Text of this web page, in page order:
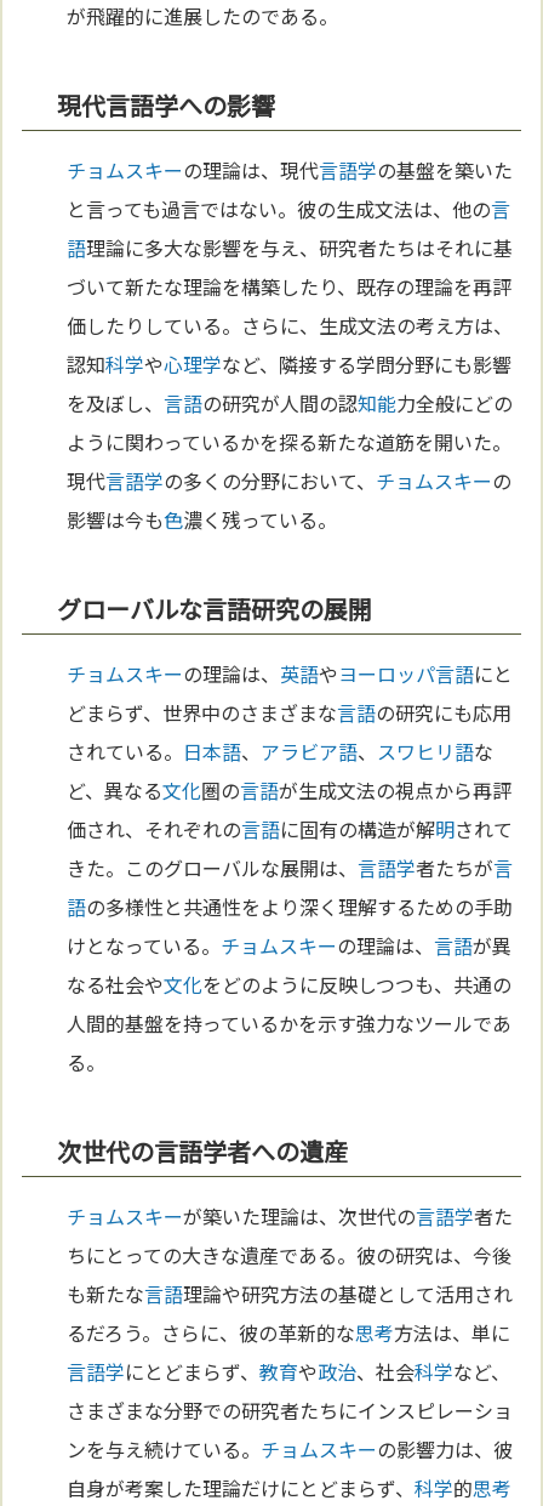
が飛躍的に進展したのである。
現代言語学への影響
チョムスキーの理論は、現代言語学の基盤を築いた
と言っても過言ではない。彼の生成文法は、他の言
語理論に多大な影響を与え、研究者たちはそれに基
づいて新たな理論を構築したり、既存の理論を再評
価したりしている。さらに、生成文法の考え方は、
認知科学や心理学など、隣接する学問分野にも影響
を及ぼし、言語の研究が人間の認知能力全般にどの
ように関わっているかを探る新たな道筋を開いた。
現代言語学の多くの分野において、 チョムスキーの
影響は今も色濃く残っている。
グローバルな言語研究の展開
チョムスキーの理論は、 英語やヨーロッパ言語にと
どまらず、世界中のさまざまな言語の研究にも応用
されている。 日本語、 アラビア語、 スワヒリ語な
ど、異なる文化圏の言語が生成文法の視点から再評
価され、それぞれの言語に固有の構造が解明されて
きた。このグローバルな展開は、言語学者たちが言
語の多様性と共通性をより深く理解するための手助
けとなっている。 チョムスキーの理論は、言語が異
なる社会や文化をどのように反映しつつも、共通の
人間的基盤を持っているかを示す強力なツールであ
る。
次世代の言語学者への遺産
チョムスキーが築いた理論は、次世代の言語学者た
ちにとっての大きな遺産である。彼の研究は、今後
も新たな言語理論や研究方法の基礎として活用され
るだろう。さらに、彼の革新的な思考方法は、単に
言語学にとどまらず、教育や政治、社会科学など、
さまざまな分野での研究者たちにインスピレーショ
ンを与え続けている。 チョムスキーの影響力は、彼
自身が考案した理論だけにとどまらず、科学的思考